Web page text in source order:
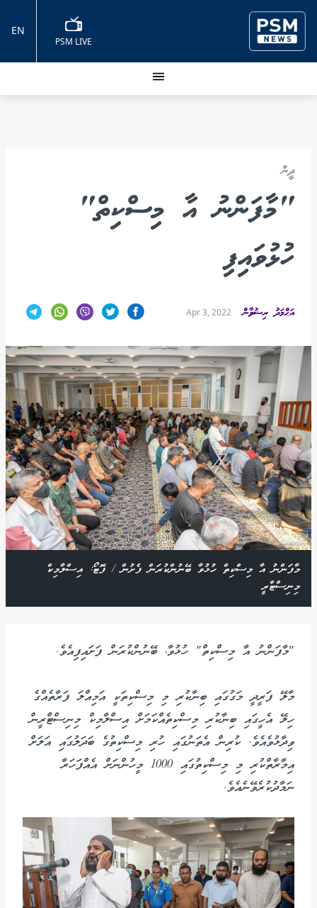
PSM LIVE
EN
ދީން
"މާފަންނު އާ މިސްކިތް"
ހުޅުވައިފި
އަޙްމަދު ރިޟުވާން Apr 3, 2022
މާފަންނު އާ މިސްކިތް ހުޅުވާ ބޭނުންކުރަން ފެށުން / ފޮޓޯ: އިސްލާމިކް
މިނިސްޓްރީ
"މާފަންނު އާ މިސްކިތް" ހުޅުވާ، ބޭނުންކުރަން ފަށައިފިއެވެ.
މާލޭ ފަރީދީ މަގުގައި ބިނާކުރި މި މިސްކިތަކީ އަމިއްލަ ފަރާތެއްގެ
ހިލޭ އެހީގައި ބިނާކުރި މިސްކިތެއްކަމަށް އިސްލާމިކް މިނިސްޓްރީން
ވިދާޅުވެއެވެ. ކުރިން އެތަނުގައި ހުރި މިސްކިތުގެ ބަދަލުގައި އަލަށް
އިމާރާތްކުރި މި މިސްކިތުގައި 1000 މީހުންނަށް އެއްފަހަރާ
ނަމާދުކުރެވޭނެއެވެ.